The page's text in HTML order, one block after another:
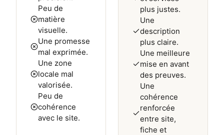
Peu de
matière
visuelle.
Une promesse
mal exprimée.
Une zone
locale mal
valorisée.
Peu de
cohérence
avec le site.
plus justes.
Une
description
plus claire.
Une meilleure
mise en avant
des preuves.
Une
cohérence
renforcée
entre site,
fiche et